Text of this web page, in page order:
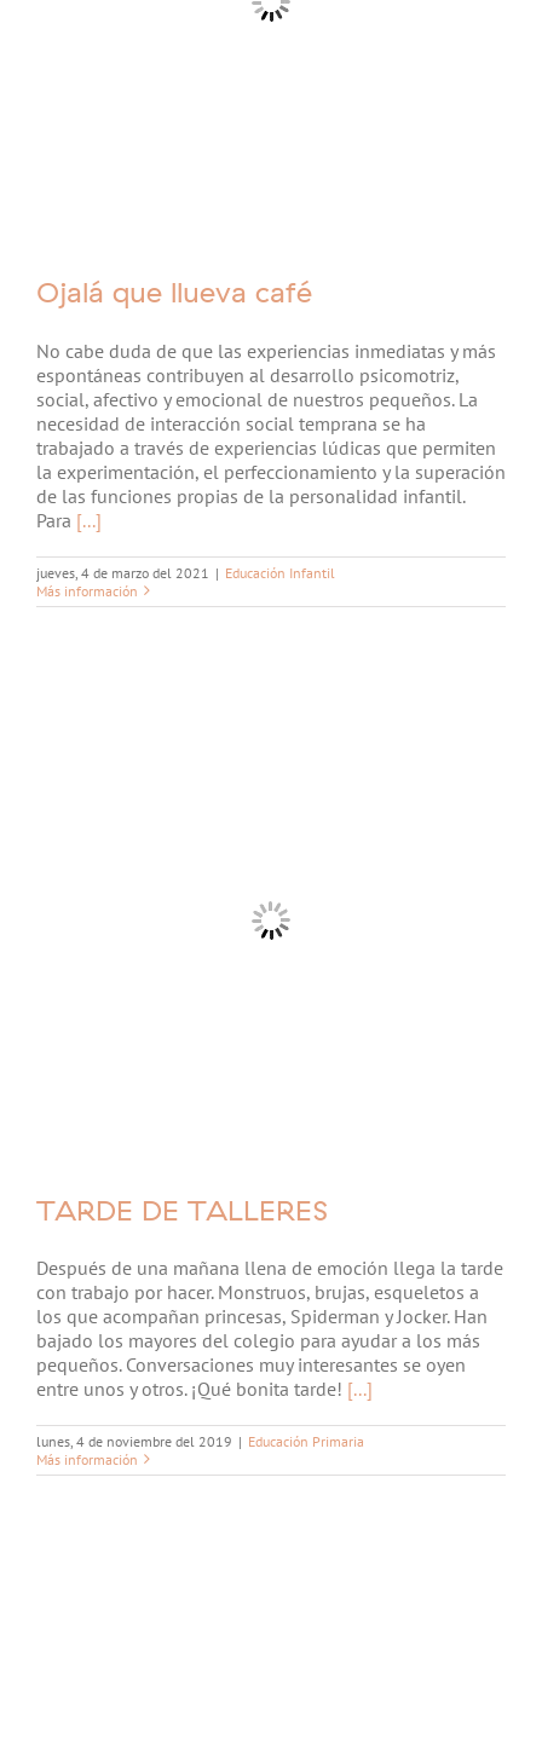
Ojalá que llueva café
No cabe duda de que las experiencias inmediatas y más
espontáneas contribuyen al desarrollo psicomotriz,
social, afectivo y emocional de nuestros pequeños. La
necesidad de interacción social temprana se ha
trabajado a través de experiencias lúdicas que permiten
la experimentación, el perfeccionamiento y la superación
de las funciones propias de la personalidad infantil.
Para [...]
jueves, 4 de marzo del 2021 | Educación Infantil
Más información
TARDE DE TALLERES
Después de una mañana llena de emoción llega la tarde
con trabajo por hacer. Monstruos, brujas, esqueletos a
los que acompañan princesas, Spiderman y Jocker. Han
bajado los mayores del colegio para ayudar a los más
pequeños. Conversaciones muy interesantes se oyen
entre unos y otros. ¡Qué bonita tarde! [...]
lunes, 4 de noviembre del 2019 | Educación Primaria
Más información